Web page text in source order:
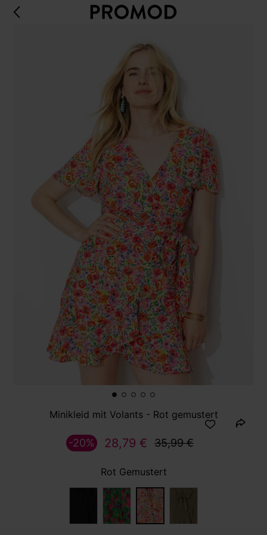
Minikleid mit Volants - Rot gemustert
28,79 € 35,99 €
-20%
Rot Gemustert